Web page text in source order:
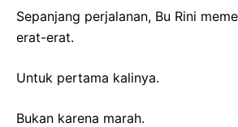
Sepanjang perjalanan, Bu Rini
erat-erat.
Untuk pertama kalinya.
Bukan karena marah.